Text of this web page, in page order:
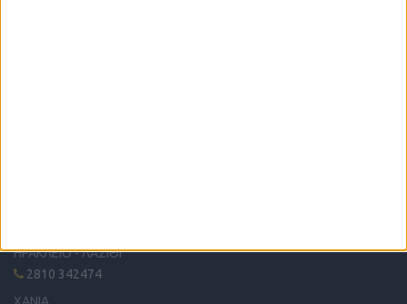
ΗΡΑΚΛΕΙΟ - ΛΑΣΙΘΙ
2810 342474
ΧΑΝΙΑ